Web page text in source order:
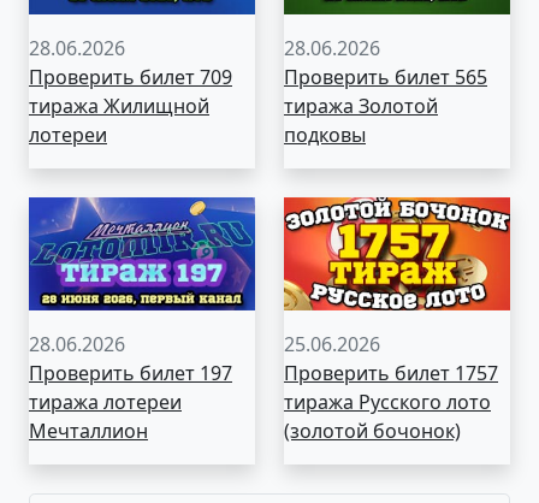
28.06.2026
Проверить билет 709
тиража Жилищной
лотереи
28.06.2026
Проверить билет 565
тиража Золотой
подковы
28.06.2026
Проверить билет 197
тиража лотереи
Мечталлион
25.06.2026
Проверить билет 1757
тиража Русского лото
(золотой бочонок)